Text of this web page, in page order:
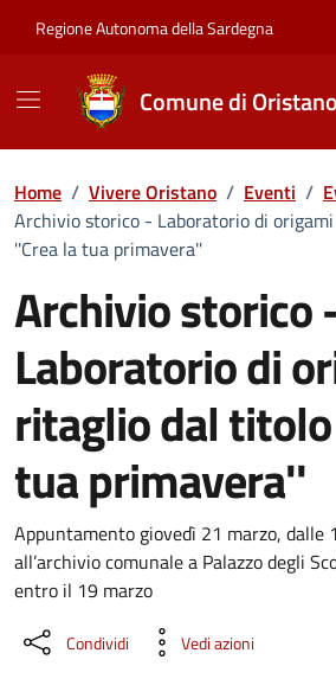
Regione Autonoma della Sardegna
Comune di Oristano
Home / Vivere Oristano / Eventi /
Archivio storico - Laboratorio di
''Crea la tua primavera''
Archivio storico
Laboratorio di
ritaglio dal
tua primavera''
Dettaglio
Appuntamento giovedì 21 marzo, dalle
all’archivio comunale a Palazzo degli
entro il 19 marzo
Condividi Vedi azioni